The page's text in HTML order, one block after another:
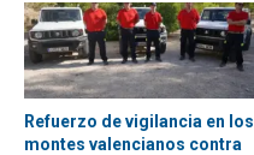
Refuerzo de vigilancia en los
montes valencianos contra